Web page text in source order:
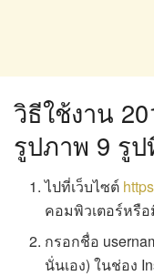
วิธีใช้งาน
รูปภาพ 9 รู
ไปที่เว็บไซต์
คอมพิวเตอร์หรื
กรอกชื่อ
นั่นเอง) ในช่อง